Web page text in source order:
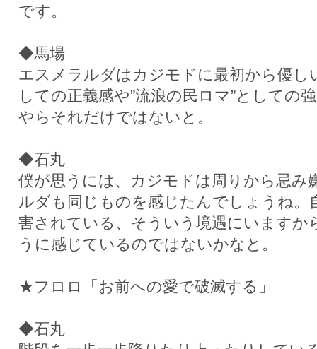
です。
◆馬場
エスメラルダはカジモドに最初から優し
しての正義感や”流浪の民ロマ”としての
やらそれだけではないと。
◆石丸
僕が思うには、カジモドは周りから忌み
ルダも同じものを感じたんでしょうね。
害されている、そういう境遇にいますか
うに感じているのではないかなと。
★フロロ「お前への愛で破滅する」
◆石丸